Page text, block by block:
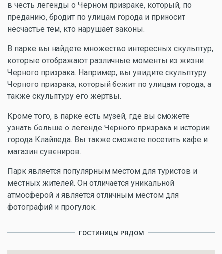
в честь легенды о Черном призраке, который, по
преданию, бродит по улицам города и приносит
несчастье тем, кто нарушает законы.
В парке вы найдете множество интересных скульптур,
которые отображают различные моменты из жизни
Черного призрака. Например, вы увидите скульптуру
Черного призрака, который бежит по улицам города, а
также скульптуру его жертвы.
Кроме того, в парке есть музей, где вы сможете
узнать больше о легенде Черного призрака и истории
города Клайпеда. Вы также сможете посетить кафе и
магазин сувениров.
Парк является популярным местом для туристов и
местных жителей. Он отличается уникальной
атмосферой и является отличным местом для
фотографий и прогулок.
ГОСТИНИЦЫ РЯДОМ